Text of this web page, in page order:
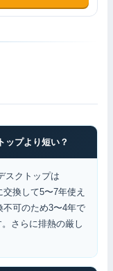
ップより短い？
スクトップは
換して5〜7年使え
不可のため3〜4年で
さらに排熱の厳し